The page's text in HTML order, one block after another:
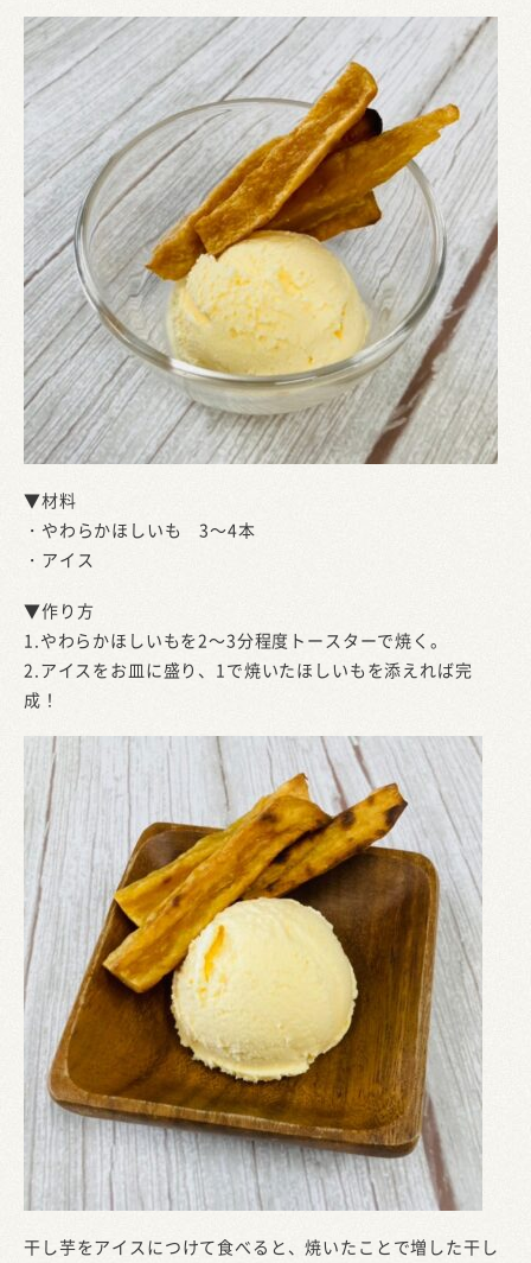
▼材料
・やわらかほしいも 3～4本
・アイス
▼作り方
1.やわらかほしいもを2～3分程度トースターで焼く。
2.アイスをお皿に盛り、1で焼いたほしいもを添えれば完
成！
干し芋をアイスにつけて食べると、焼いたことで増した干し